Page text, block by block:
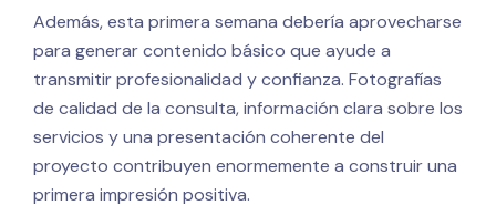
Además, esta primera semana debería aprovecharse
para generar contenido básico que ayude a
transmitir profesionalidad y confianza. Fotografías
de calidad de la consulta, información clara sobre los
servicios y una presentación coherente del
proyecto contribuyen enormemente a construir una
primera impresión positiva.